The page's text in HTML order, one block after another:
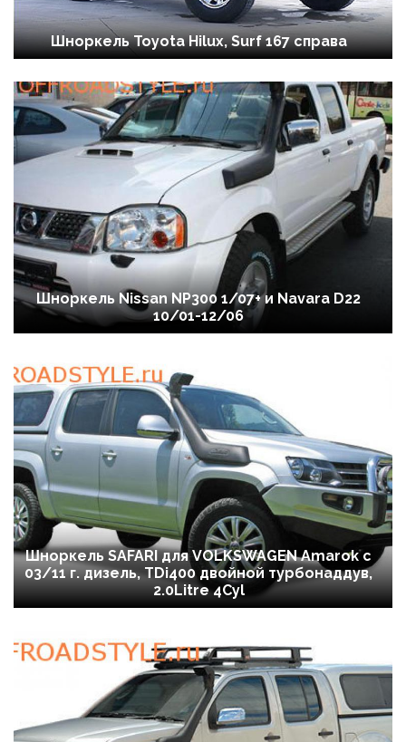
Шноркель Toyota Hilux, Surf 167 справа
Шноркель Nissan NP300 1/07+ и Navara D22
10/01-12/06
Шноркель SAFARI для VOLKSWAGEN Amarok c
03/11 г. дизель, TDi400 двойной турбонаддув,
2.0Litre 4Cyl